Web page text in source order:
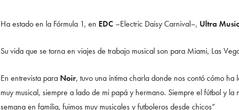
Ha estado en la Fórmula 1, en EDC –Electric Daisy Carnival–, Ultra
Su vida que se torna en viajes de trabajo musical son para Miami, Las
En entrevista para Noir, tuvo una íntima charla donde nos contó cómo
muy musical, siempre a lado de mi papá y hermano. Siempre el fútbol y
semana en familia, fuimos muy musicales y futboleros desde chicos”